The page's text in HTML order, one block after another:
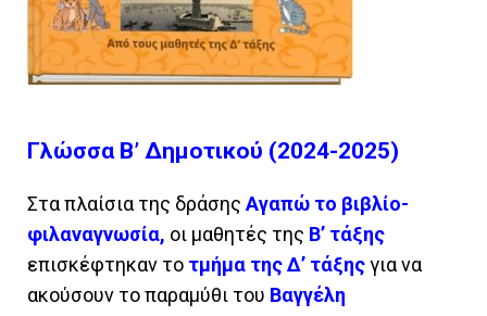
Γλώσσα Β’ Δημοτικού (2024-2025)
Στα πλαίσια της δράσης Αγαπώ το βιβλίο-
φιλαναγνωσία, οι μαθητές της Β’ τάξης
επισκέφτηκαν το τμήμα της Δ’ τάξηςγια να
ακούσουν το παραμύθι του Βαγγέλη